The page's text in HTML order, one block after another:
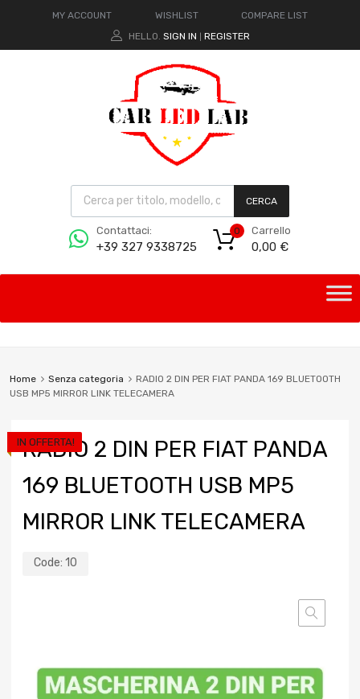
MY ACCOUNT WISHLIST
COMPARE LIST
HELLO. SIGN IN REGISTER
CERCA
Contattaci:
+39 327 9338725
Carrello
0,00 €
0
Home Senza categoria
RADIO 2 DIN PER FIAT PANDA 169 BLUETOOTH
USB MP5 MIRROR LINK TELECAMERA
RADIO 2 DIN PER FIAT PANDA
169 BLUETOOTH USB MP5
MIRROR LINK TELECAMERA
Code: 10
IN OFFERTA!